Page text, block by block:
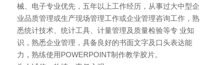
械、电子专业优先，五年以上工作经历，从事过大中型企
业品质管理或生产现场管理工作或企业管理咨询工作，熟
悉统计技术、统计工具、计量管理及质量检验等专 业知
识，熟悉企业管理，具备良好的书面文字及口头表达能
力，熟练使用POWERPOINT制作教学胶片。